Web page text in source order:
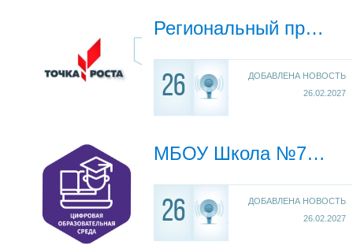
Региональный проект "Точка роста"
26
ДОБАВЛЕНА НОВОСТЬ
26.02.2027
МБОУ Школа №7 с 2022 года участвует в региональном проекте "Цифровая образовательная среда"
26
ДОБАВЛЕНА НОВОСТЬ
26.02.2027